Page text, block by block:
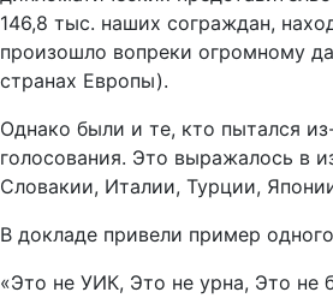
146,8 тыс. наших сограждан,
произошло вопреки огромному
странах Европы).
Однако были и те, кто пытался
голосования. Это выражалось в
Словакии, Италии, Турции,
В докладе привели пример
«Это не УИК, Это не урна, Это не